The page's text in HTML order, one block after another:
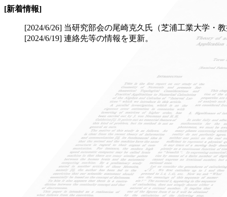
[新着情報]
[2024/6/26] 当研究部会の尾崎克久氏（芝浦工業大学・
[2024/6/19] 連絡先等の情報を更新。